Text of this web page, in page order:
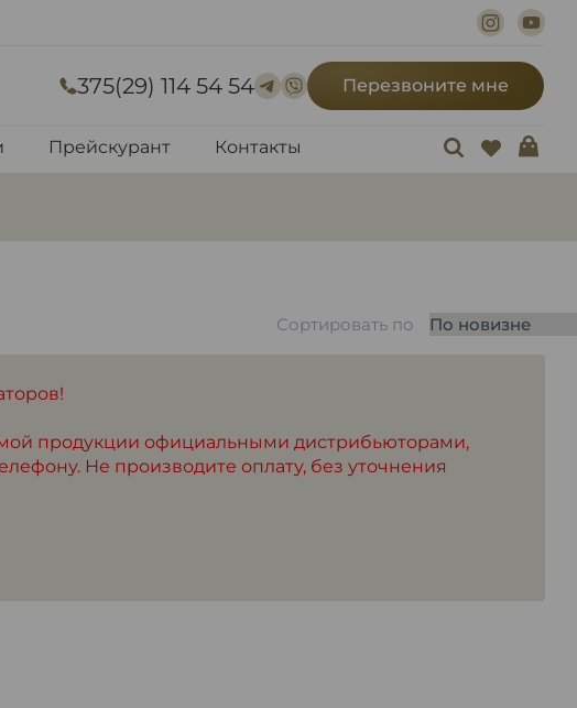
375(29) 114 54 54 Перезвоните мне
Прейскурант Контакты
продукции официальными дистрибьюторами,
Не производите оплату, без уточнения
Сортировать по